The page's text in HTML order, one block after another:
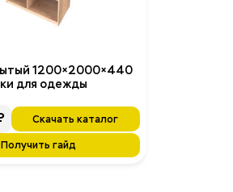
1200×2000×440
для одежды
Скачать каталог
Получить гайд